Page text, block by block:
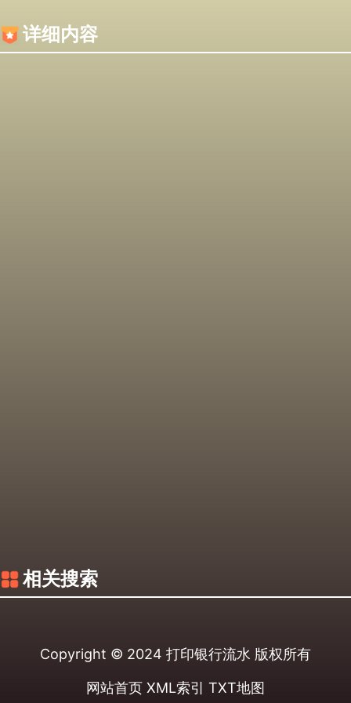
详细内容
相关搜索
Copyright © 2024 打印银行流水 版权所有
网站首页 XML索引 TXT地图